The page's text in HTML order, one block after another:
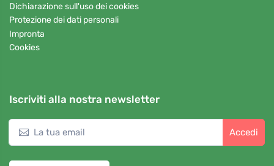
Dichiarazione sull'uso dei cookies
Protezione dei dati personali
Impronta
Cookies
Iscriviti alla nostra newsletter
Accedi